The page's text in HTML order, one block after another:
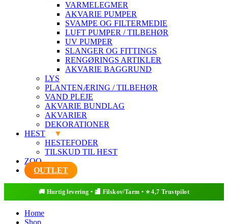
VARMELEGMER
AKVARIE PUMPER
SVAMPE OG FILTERMEDIE
LUFT PUMPER / TILBEHØR
UV PUMPER
SLANGER OG FITTINGS
RENGØRINGS ARTIKLER
AKVARIE BAGGRUND
LYS
PLANTENÆRING / TILBEHØR
VAND PLEJE
AKVARIE BUNDLAG
AKVARIER
DEKORATIONER
HEST
HESTEFODER
TILSKUD TIL HEST
ZOO
OUTLET
Home
Shop